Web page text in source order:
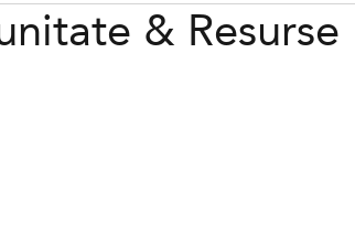
& Resurse